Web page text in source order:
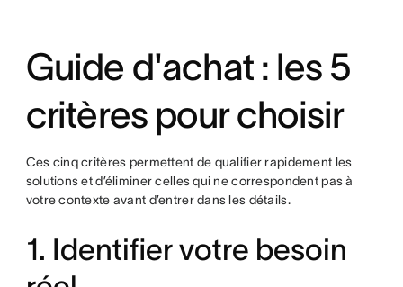
Guide d'achat : les 5
critères pour choisir
Ces cinq critères permettent de qualifier rapidement les
solutions et d’éliminer celles qui ne correspondent pas à
votre contexte avant d’entrer dans les détails.
1. Identifier votre besoin